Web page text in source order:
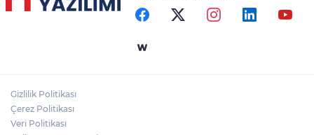
Gizlilik Politikası
Çerez Politikası
Veri Politikası